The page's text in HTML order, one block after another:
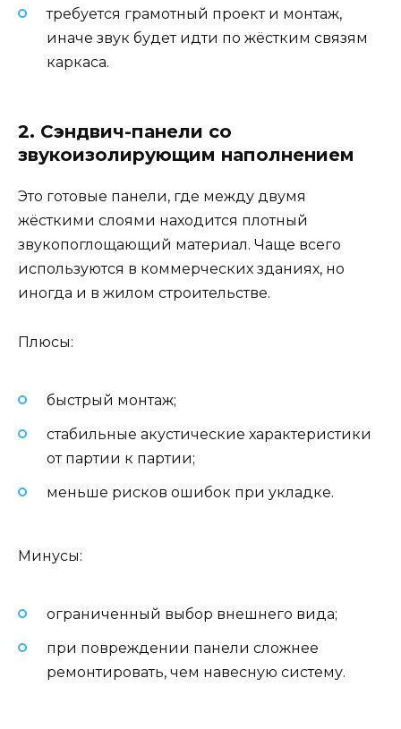
требуется грамотный проект и монтаж,
иначе звук будет идти по жёстким связям
каркаса.
2. Сэндвич-панели со
звукоизолирующим наполнением
Это готовые панели, где между двумя
жёсткими слоями находится плотный
звукопоглощающий материал. Чаще всего
используются в коммерческих зданиях, но
иногда и в жилом строительстве.
Плюсы:
быстрый монтаж;
стабильные акустические характеристики
от партии к партии;
меньше рисков ошибок при укладке.
Минусы:
ограниченный выбор внешнего вида;
при повреждении панели сложнее
ремонтировать, чем навесную систему.